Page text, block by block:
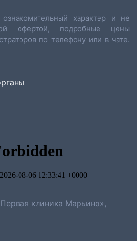
ознакомительный характер и не
офертой, подробные цены
по телефону или в чате.